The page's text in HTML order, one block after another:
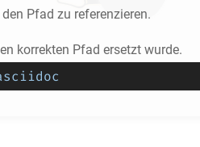
Pfad zu referenzieren.
korrekten Pfad ersetzt wurde.